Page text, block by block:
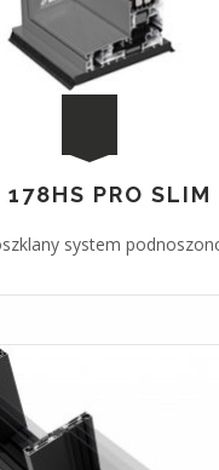
178HS PRO SLIM
system